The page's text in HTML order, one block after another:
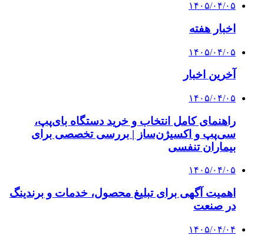
۱۴۰۵/۰۴/۰۵
اخبار هفته
۱۴۰۵/۰۴/۰۵
آخرین اخبار
۱۴۰۵/۰۴/۰۵
راهنمای کامل انتخاب و خرید دستگاه بای‌پپ،
سی‌پپ و اکسیژن‌ساز | بررسی تخصصی برای
بیماران تنفسی
۱۴۰۵/۰۴/۰۵
اهمیت آگهی برای تبلیغ محصول، خدمات و برندینگ
در صنعت
۱۴۰۵/۰۴/۰۴